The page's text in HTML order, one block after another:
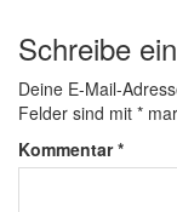
Schreibe
Deine E-Mail-
Felder sind mit *
Kommentar*